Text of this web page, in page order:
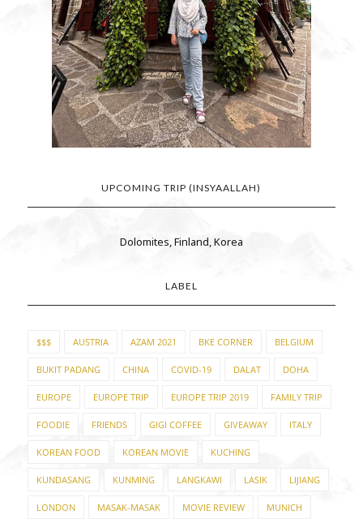
UPCOMING TRIP (INSYAALLAH)
Dolomites, Finland, Korea
LABEL
$$$ AUSTRIA AZAM 2021 BKE CORNER BELGIUM
BUKIT PADANG CHINA COVID-19 DALAT DOHA
EUROPE EUROPE TRIP EUROPE TRIP 2019 FAMILY TRIP
FOODIE FRIENDS GIGI COFFEE GIVEAWAY ITALY
KOREAN FOOD KOREAN MOVIE KUCHING
KUNDASANG KUNMING LANGKAWI LASIK LIJIANG
LONDON MASAK-MASAK MOVIE REVIEW MUNICH